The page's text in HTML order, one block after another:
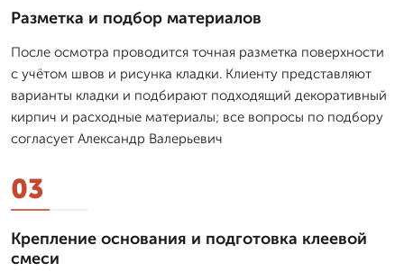
Разметка и подбор материалов
После осмотра проводится точная разметка поверхности
с учётом швов и рисунка кладки. Клиенту представляют
варианты кладки и подбирают подходящий декоративный
кирпич и расходные материалы; все вопросы по подбору
согласует Александр Валерьевич
03
Крепление основания и подготовка клеевой
смеси